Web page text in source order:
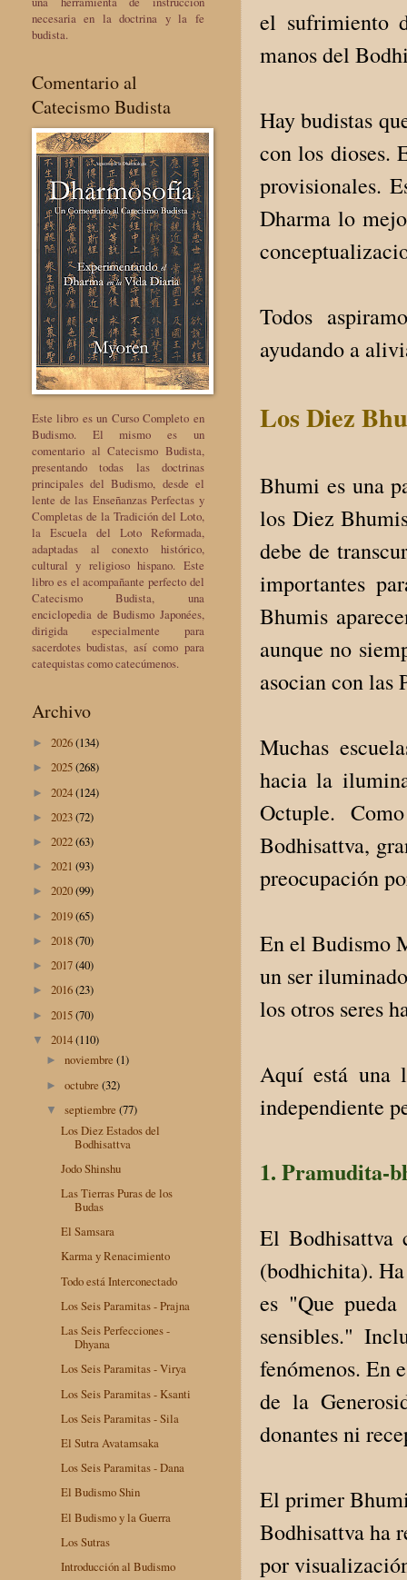
el sufrimiento
manos del
Hay budistas
con los dioses.
provisionales.
Dharma lo
Todos
ayudando a
Los Diez
Bhumi es una
los Diez
debe de
importantes
Bhumis
aunque no
asocian con las
Muchas
hacia la
Octuple.
Bodhisattva,
preocupación
En el Budismo
un ser
los otros seres
Aquí está una
independiente
1. Pramudita-
El Bodhisattva
(bodhichita).
es "Que
sensibles."
fenómenos. En
de la
donantes ni
El primer
Bodhisattva ha
por
necesaria en la doctrina y la fe
budista.
Comentario al
Catecismo Budista
Este libro es un Curso Completo en
Budismo. El mismo es un
comentario al Catecismo Budista,
presentando todas las doctrinas
principales del Budismo, desde el
lente de las Enseñanzas Perfectas y
Completas de la Tradición del Loto,
la Escuela del Loto Reformada,
adaptadas al conexto histórico,
cultural y religioso hispano. Este
libro es el acompañante perfecto del
Catecismo Budista, una
enciclopedia de Budismo Japonées,
dirigida especialmente para
sacerdotes budistas, así como para
catequistas como catecúmenos.
Archivo
► 2026(134)
► 2025(268)
► 2024(124)
► 2023(72)
► 2022(63)
► 2021 (93)
► 2020(99)
► 2019(65)
► 2018(70)
► 2017(40)
► 2016(23)
► 2015(70)
▼ 2014(110)
►noviembre(1)
►octubre(32)
▼septiembre(77)
Los Diez Estados del
Bodhisattva
Jodo Shinshu
Las Tierras Puras de los
Budas
El Samsara
Karma y Renacimiento
Todo está Interconectado
Los Seis Paramitas - Prajna
Las Seis Perfecciones -
Dhyana
Los Seis Paramitas - Virya
Los Seis Paramitas - Ksanti
Los Seis Paramitas - Sila
El Sutra Avatamsaka
Los Seis Paramitas - Dana
El Budismo Shin
El Budismo y la Guerra
Los Sutras
Introducción al Budismo